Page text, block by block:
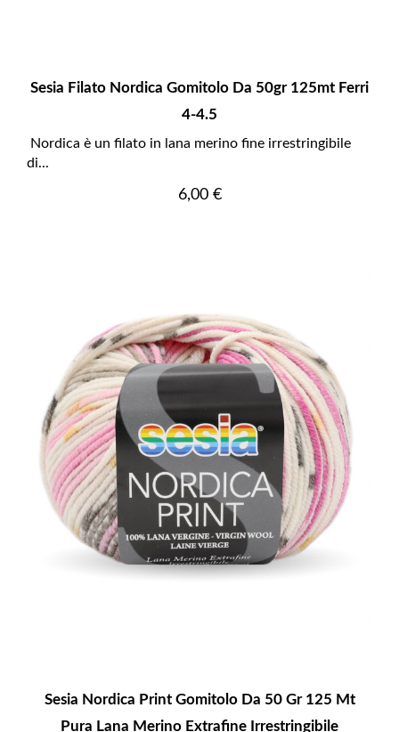
Sesia Filato Nordica Gomitolo Da 50gr 125mt Ferri
4-4.5
Nordica è un filato in lana merino fine irrestringibile
di...
Prezzo
6,00 €
Sesia Nordica Print Gomitolo Da 50 Gr 125 Mt
Pura Lana Merino Extrafine Irrestringibile